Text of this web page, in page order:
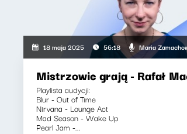
18 maja 2025 56:18 Maria
Mistrzowie grają - Rafał
Playlista audycji:
Blur - Out of Time
Nirvana - Lounge Act
Mad Season - Wake Up
Pearl Jam -...